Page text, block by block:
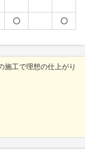
施工で理想の仕上がり